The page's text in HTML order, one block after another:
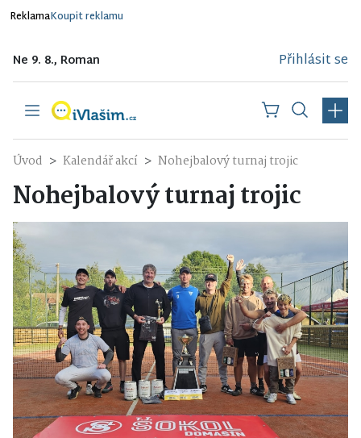
ReklamaKoupit reklamu
Ne 9. 8., Roman Přihlásit se
Úvod Kalendář akcí Nohejbalový turnaj trojic
Nohejbalový turnaj trojic